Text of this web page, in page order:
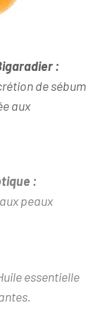
:
de sébum
aux
:
ux peaux
essentielle